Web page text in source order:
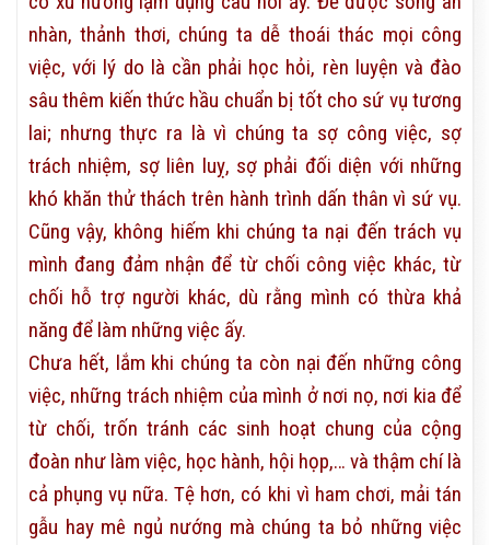
nhàn, thảnh thơi, chúng ta dễ thoái thác mọi công
việc, với lý do là cần phải học hỏi, rèn luyện và đào
sâu thêm kiến thức hầu chuẩn bị tốt cho sứ vụ tương
lai; nhưng thực ra là vì chúng ta sợ công việc, sợ
trách nhiệm, sợ liên luỵ, sợ phải đối diện với những
khó khăn thử thách trên hành trình dấn thân vì sứ vụ.
Cũng vậy, không hiếm khi chúng ta nại đến trách vụ
mình đang đảm nhận để từ chối công việc khác, từ
chối hỗ trợ người khác, dù rằng mình có thừa khả
năng để làm những việc ấy.
Chưa hết, lắm khi chúng ta còn nại đến những công
việc, những trách nhiệm của mình ở nơi nọ, nơi kia để
từ chối, trốn tránh các sinh hoạt chung của cộng
đoàn như làm việc, học hành, hội họp,… và thậm chí là
cả phụng vụ nữa. Tệ hơn, có khi vì ham chơi, mải tán
gẫu hay mê ngủ nướng mà chúng ta bỏ những việc